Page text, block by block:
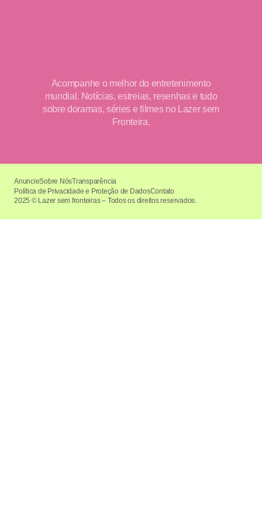
Acompanhe o melhor do entretenimento
mundial. Notícias, estreias, resenhas e tudo
sobre doramas, séries e filmes no Lazer sem
Fronteira.
2025 © Lazer sem fronteiras – Todos os direitos reservados.
AnuncieSobre NósTransparência
Política de Privacidade e Proteção de DadosContato